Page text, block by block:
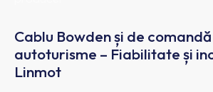
Cablu Bowden și de
autoturisme – Fiabilitate și
Linmot